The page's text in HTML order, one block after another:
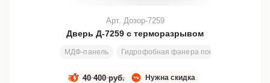
Дверь Д-7259 с терморазрывом
МДФ-панель Гидрофобная фанера повышенной
Арт. Дозор-7259
Нужна скидка
40 400 руб.